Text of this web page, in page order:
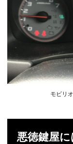
モビリ
悪徳鍵屋